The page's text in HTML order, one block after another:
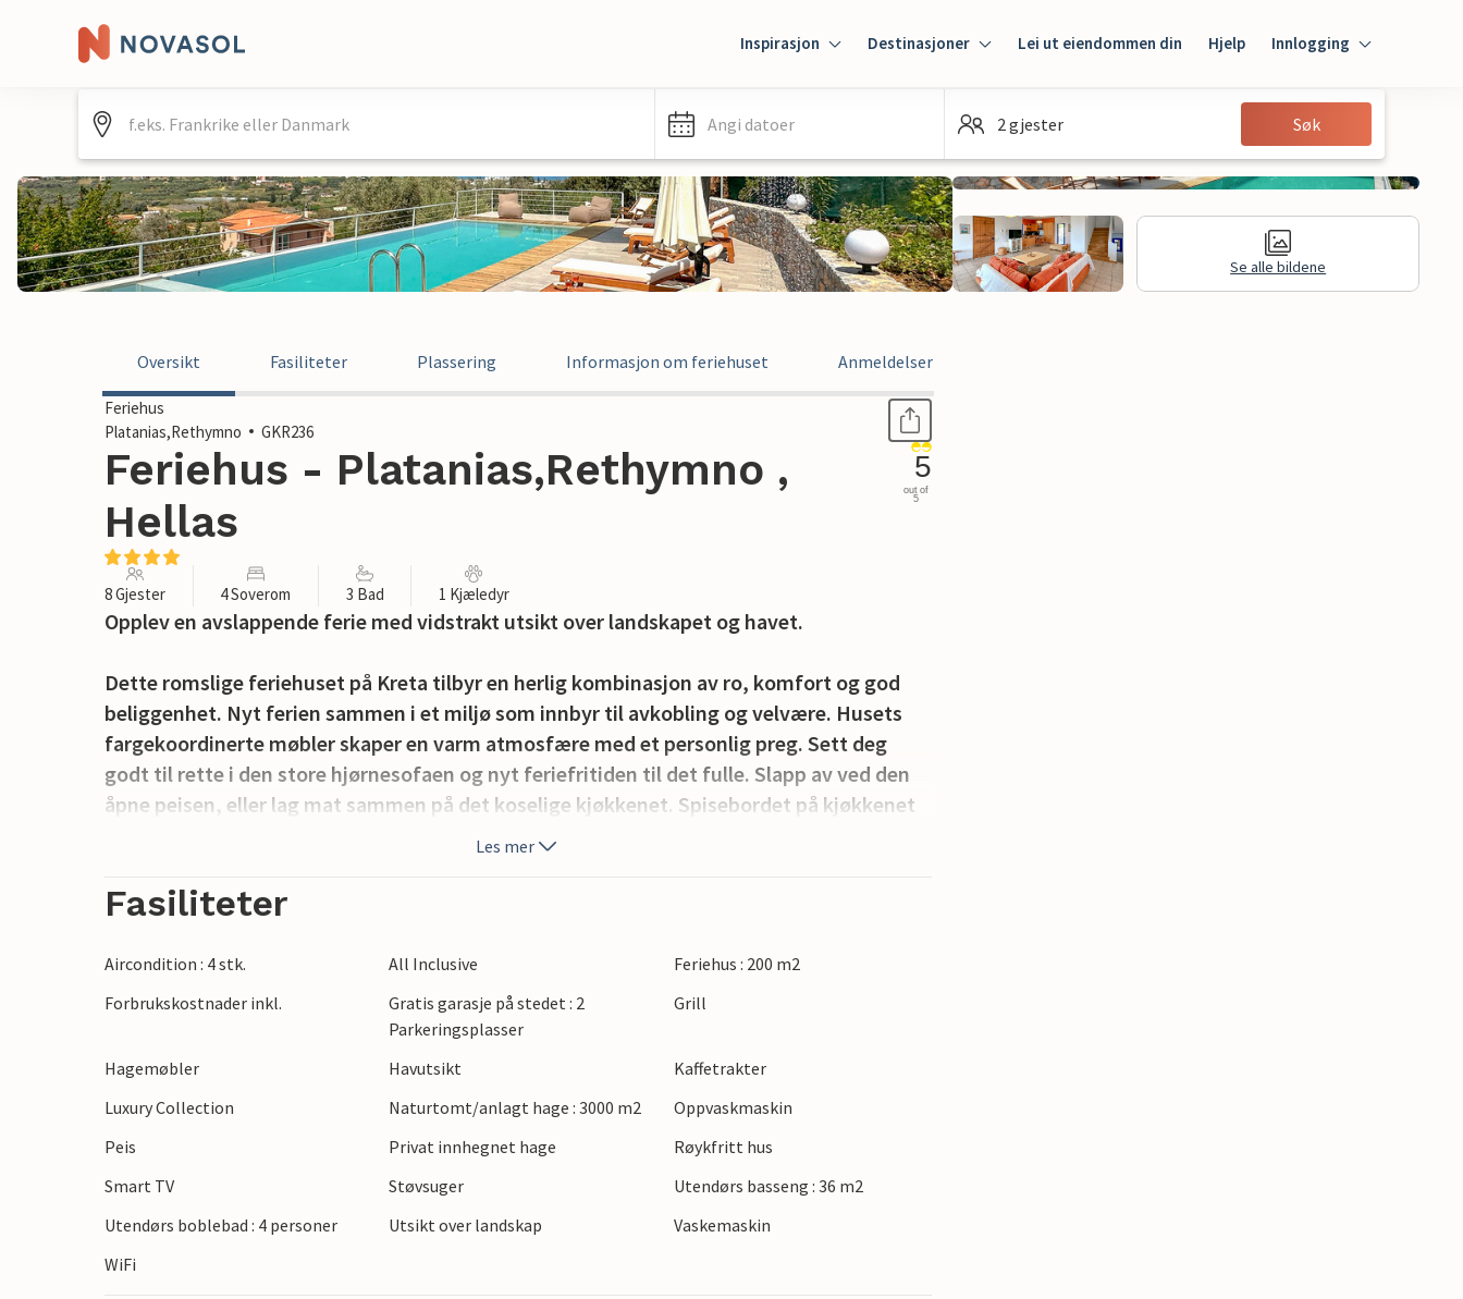
Inspirasjon Destinasjoner Lei ut eiendommen din Hjelp Innlogging
Innlogging
Gjest
Angi datoer 2 gjester Søk
Se alle bildene
Oversikt Fasiliteter Plassering Informasjon om feriehuset Anmeldelser
Feriehus
Platanias,Rethymno
GKR236
Feriehus - Platanias,Rethymno ,
Hellas
5
out of
5
8 Gjester 4 Soverom 3 Bad 1 Kjæledyr
Opplev en avslappende ferie med vidstrakt utsikt over landskapet og havet.
Dette romslige feriehuset på Kreta tilbyr en herlig kombinasjon av ro, komfort og god
beliggenhet. Nyt ferien sammen i et miljø som innbyr til avkobling og velvære. Husets
fargekoordinerte møbler skaper en varm atmosfære med et personlig preg. Sett deg
godt til rette i den store hjørnesofaen og nyt feriefritiden til det fulle. Slapp av ved den
åpne peisen, eller lag mat sammen på det koselige kjøkkenet. Spisebordet på kjøkkenet
inviterer til felles frokost om morgenen, mens et annet spisebord i stuen gir god plass til
frokost i det fri, eller se på solnedgangen om kvelden med et glass vin. Det vakkert
bruke boblebadet for å slappe helt av.
Utforsk byen Rethymno med den pittoreske gamlebyen, den venetianske festningen og
de mange restaurantene. Besøk lokale markeder, oppdag området rundt på en fjelltur
eller ta en dagstur til strendene i Preveli eller Plakias på sørkysten. Klosteret Arkadi ligger
Les mer
Fasiliteter
Aircondition : 4 stk. All Inclusive
Feriehus : 200 m2
Forbrukskostnader inkl.
Gratis garasje på stedet : 2
Parkeringsplasser
Grill
Hagemøbler Havutsikt
Kaffetrakter
Luxury Collection
Naturtomt/anlagt hage : 3000 m2
Oppvaskmaskin
Peis
Privat innhegnet hage
Røykfritt hus
Smart TV
Støvsuger
Utendørs basseng : 36 m2
Utendørs boblebad : 4 personer
Utsikt over landskap
Vaskemaskin
WiFi